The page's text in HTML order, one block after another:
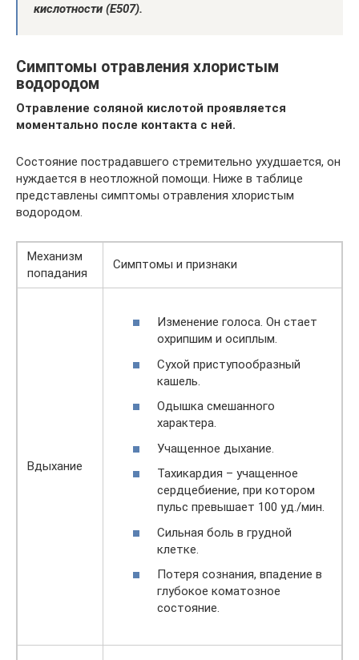
кислотности (E507).
Симптомы отравления хлористым
водородом
Отравление соляной кислотой проявляется
моментально после контакта с ней.
Состояние пострадавшего стремительно ухудшается, он
нуждается в неотложной помощи. Ниже в таблице
представлены симптомы отравления хлористым
водородом.
Механизм
попадания
Симптомы и признаки
Вдыхание
Изменение голоса. Он стает
охрипшим и осиплым.
Сухой приступообразный
кашель.
Одышка смешанного
характера.
Учащенное дыхание.
Тахикардия – учащенное
сердцебиение, при котором
пульс превышает 100 уд./мин.
Сильная боль в грудной
клетке.
Потеря сознания, впадение в
глубокое коматозное
состояние.